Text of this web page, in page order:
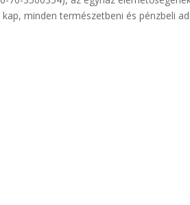
minden természetbeni és pénzbeli